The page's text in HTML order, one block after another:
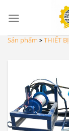
content
Sản phẩm > THIẾT